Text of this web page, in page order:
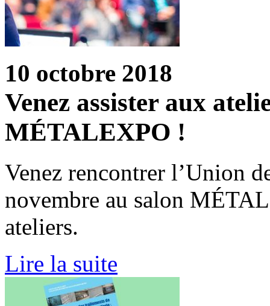
10 octobre 2018
Venez assister aux
MÉTALEXPO !
Venez rencontrer l’Union
novembre au salon
ateliers.
Lire la suite